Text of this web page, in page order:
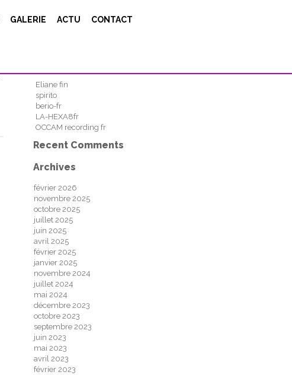
GALERIE ACTU CONTACT
Search
Eliane fin
spirito
berio-fr
LA-HEXA8fr
OCCAM recording fr
Recent Comments
Archives
février 2026
novembre 2025
octobre 2025
juillet 2025
juin 2025
avril 2025
février 2025
janvier 2025
novembre 2024
juillet 2024
mai 2024
décembre 2023
octobre 2023
septembre 2023
juin 2023
mai 2023
avril 2023
février 2023